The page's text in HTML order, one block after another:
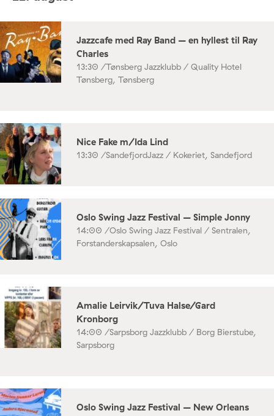
Jazzcafe med Ray Band – en hyllest til Ray
Charles
13:30 /Tønsberg Jazzklubb / Quality Hotel
Tønsberg, Tønsberg
Nice Fake m/Ida Lind
13:30 /SandefjordJazz / Kokeriet, Sandefjord
Oslo Swing Jazz Festival – Simple Jonny
14:00 /Oslo Swing Jazz Festival / Sentralen,
Forstanderskapsalen, Oslo
Amalie Leirvik/Tuva Halse/Gard
Kronborg
14:00 /Sarpsborg Jazzklubb / Borg Bierstube,
Sarpsborg
Oslo Swing Jazz Festival – New Orleans